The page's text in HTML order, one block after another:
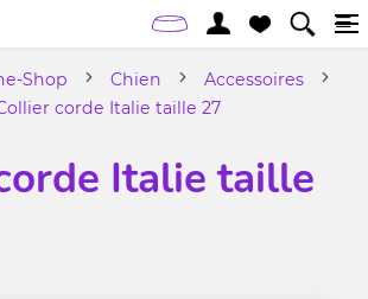
Shop Chien
Accessoires
corde Italie taille 27
Italie taille